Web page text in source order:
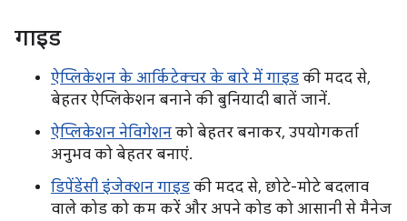
गाइड
ऐप्लिकेशन के आर्किटेक्चर के बारे में गाइड की मदद से,
बेहतर ऐप्लिकेशन बनाने की बुनियादी बातें जानें.
ऐप्लिकेशन नेविगेशन को बेहतर बनाकर, उपयोगकर्ता
अनुभव को बेहतर बनाएं.
डिपेंडेंसी इंजेक्शन गाइड की मदद से, छोटे-मोटे बदलाव
वाले कोड को कम करें और अपने कोड को आसानी से मैनेज